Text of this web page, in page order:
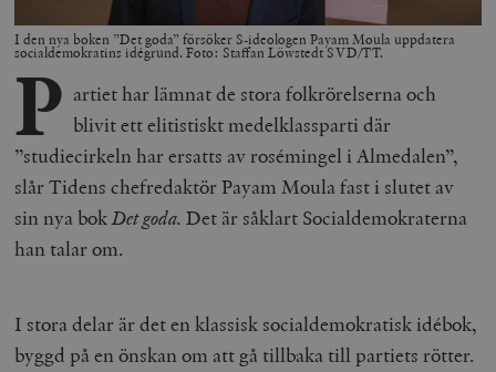
I den nya boken ”Det goda” försöker S-ideologen Payam Moula uppdatera
socialdemokratins idégrund. Foto: Staffan Löwstedt SVD/TT.
P artiet har lämnat de stora folkrörelserna och
blivit ett elitistiskt medelklassparti där
”studiecirkeln har ersatts av rosémingel i Almedalen”,
slår Tidens chefredaktör Payam Moula fast i slutet av
sin nya bokDet goda. Det är såklart Socialdemokraterna
han talar om.
I stora delar är det en klassisk socialdemokratisk idébok,
byggd på en önskan om att gå tillbaka till partiets rötter.